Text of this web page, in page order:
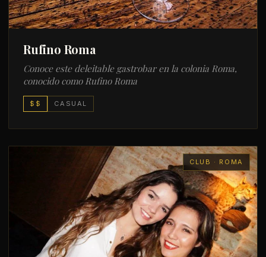
Rufino Roma
Conoce este deleitable gastrobar en la colonia Roma,
conocido como Rufino Roma
$$ CASUAL
CLUB · ROMA